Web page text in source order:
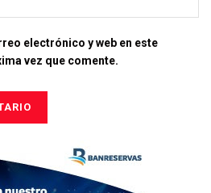
electrónico y web en este
vez que comente.